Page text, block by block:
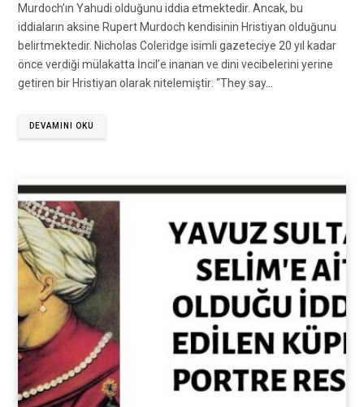
Murdoch’ın Yahudi olduğunu iddia etmektedir. Ancak, bu
iddiaların aksine Rupert Murdoch kendisinin Hristiyan olduğunu
belirtmektedir. Nicholas Coleridge isimli gazeteciye 20 yıl kadar
önce verdiği mülakatta İncil’e inanan ve dini vecibelerini yerine
getiren bir Hristiyan olarak nitelemiştir: “They say…
DEVAMINI OKU